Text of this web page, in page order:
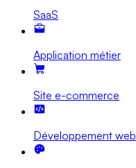
SaaS
Application métier
Site e-commerce
Développement web